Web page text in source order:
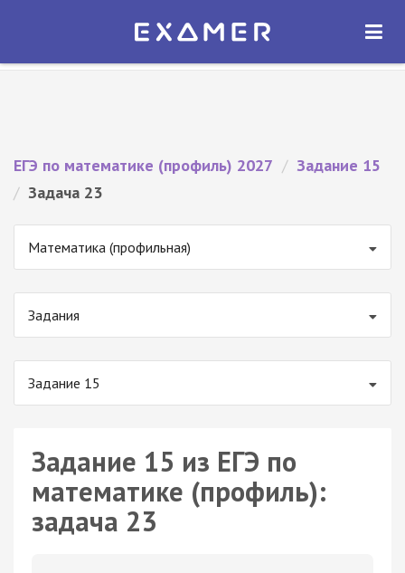
Экзамер — ЕГЭ 2027
ОТКРЫТЬ
ЕГЭ по математике (профиль) 2027 / Задание 15
/ Задача 23
Математика (профильная)
Задания
Задание 15
Задание 15 из ЕГЭ по
математике (профиль):
задача 23